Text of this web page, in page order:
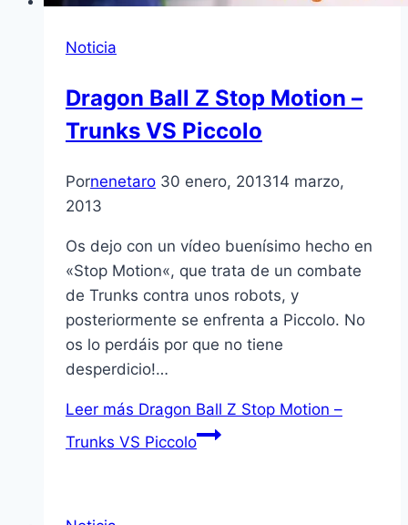
Noticia
Dragon Ball Z Stop Motion –
Trunks VS Piccolo
Pornenetaro 30 enero, 201314 marzo,
2013
Os dejo con un ví­deo buení­simo hecho en
«Stop Motion«, que trata de un combate
de Trunks contra unos robots, y
posteriormente se enfrenta a Piccolo. No
os lo perdáis por que no tiene
desperdicio!…
Leer más Dragon Ball Z Stop Motion –
Trunks VS Piccolo